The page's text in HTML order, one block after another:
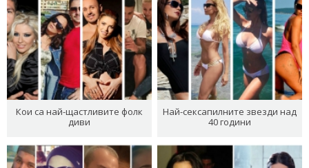
Кои са най-щастливите фолк
диви
Най-сексапилните звезди над
40 години